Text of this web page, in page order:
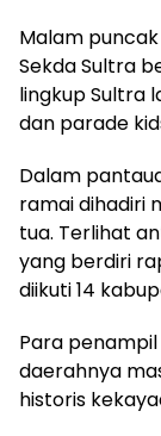
Malam
Sekda Sultra
lingkup Sultra
dan parade
Dalam
ramai dihadiri
tua. Terlihat
yang berdiri
diikuti 14
Para
daerahnya
historis